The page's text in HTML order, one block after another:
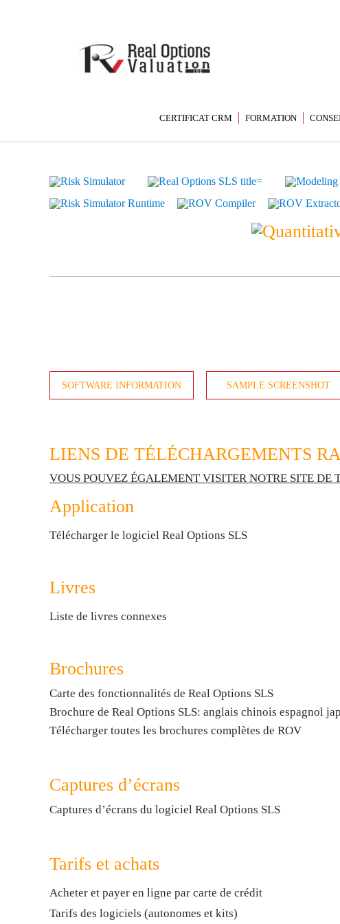
CERTIFICAT CRM FORMATION
SOFTWARE INFORMATION SAMPLE SCREENSHOT
LIENS DE TÉLÉCHARGEMENTS
VOUS POUVEZ ÉGALEMENT VISITER NOTRE SITE DE
Application
Télécharger le logiciel Real Options SLS
Livres
Liste de livres connexes
Brochures
Carte des fonctionnalités de Real Options SLS
Brochure de Real Options SLS: anglais chinois espagnol
Télécharger toutes les brochures complètes de ROV
Captures d’écrans
Captures d’écrans du logiciel Real Options SLS
Tarifs et achats
Acheter et payer en ligne par carte de crédit
Tarifs des logiciels (autonomes et kits)